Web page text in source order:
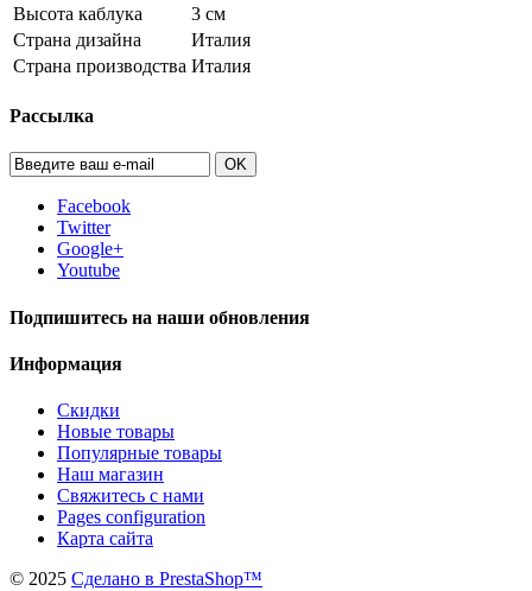
Высота каблука
3 см
Страна дизайна
Италия
Страна производства Италия
Рассылка
OK
Facebook
Twitter
Google+
Youtube
Подпишитесь на наши обновления
Информация
Скидки
Новые товары
Популярные товары
Наш магазин
Свяжитесь с нами
Pages configuration
Карта сайта
© 2025 Сделано в PrestaShop™